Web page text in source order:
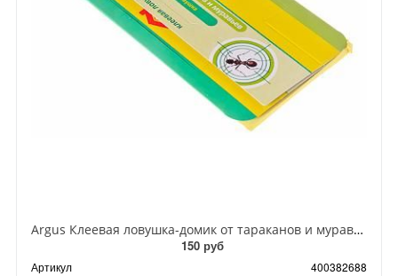
Argus Клеевая ловушка-домик от тараканов и муравьев
150 руб
Артикул
400382688